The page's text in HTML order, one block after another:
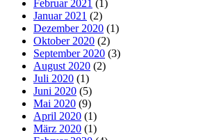
Februar 2021 (1)
Januar 2021 (2)
Dezember 2020 (1)
Oktober 2020 (2)
September 2020 (3)
August 2020 (2)
Juli 2020 (1)
Juni 2020 (5)
Mai 2020 (9)
April 2020 (1)
März 2020 (1)